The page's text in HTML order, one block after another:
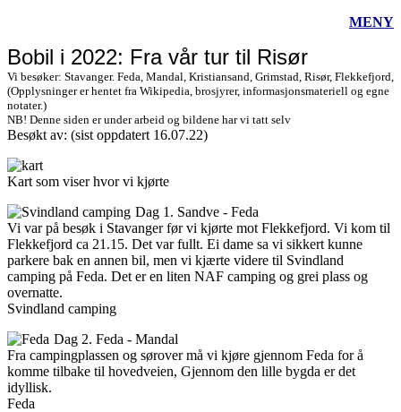
MENY
Bobil i 2022: Fra vår tur til Risør
Vi besøker: Stavanger. Feda, Mandal, Kristiansand, Grimstad, Risør, Flekkefjord,
(Opplysninger er hentet fra Wikipedia, brosjyrer, informasjonsmateriell og egne
notater.)
NB! Denne siden er under arbeid og bildene har vi tatt selv
Besøkt av: (sist oppdatert 16.07.22)
Kart som viser hvor vi kjørte
Dag 1. Sandve - Feda
Vi var på besøk i Stavanger før vi kjørte mot Flekkefjord. Vi kom til
Flekkefjord ca 21.15. Det var fullt. Ei dame sa vi sikkert kunne
parkere bak en annen bil, men vi kjærte videre til Svindland
camping på Feda. Det er en liten NAF camping og grei plass og
overnatte.
Svindland camping
Dag 2. Feda - Mandal
Fra campingplassen og sørover må vi kjøre gjennom Feda for å
komme tilbake til hovedveien, Gjennom den lille bygda er det
idyllisk.
Feda